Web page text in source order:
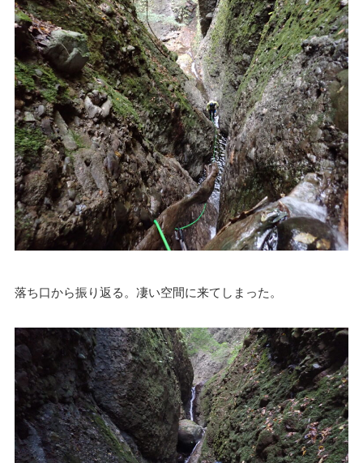
落ち口から振り返る。凄い空間に来てしまった。